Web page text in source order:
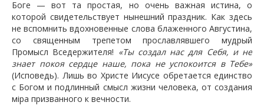
Боге — вот та простая, но очень важная истина, о
которой свидетельствует нынешний праздник. Как здесь
не вспомнить вдохновенные слова блаженного Августина,
со священным трепетом прославлявшего мудрый
Промысл Вседержителя! «Ты создал нас для Себя, и не
знает покоя сердце наше, пока не успокоится в Тебе»
(Исповедь). Лишь во Христе Иисусе обретается единство
с Богом и подлинный смысл жизни человека, от создания
мipa призванного к вечности.